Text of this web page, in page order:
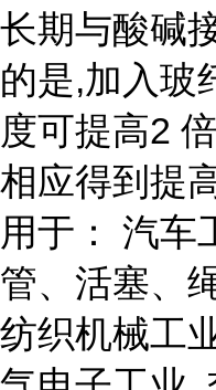
长期与酸碱
的是,加入玻
度可提高2
相应得到提
用于： 汽车
管、活塞、
纺织机械工